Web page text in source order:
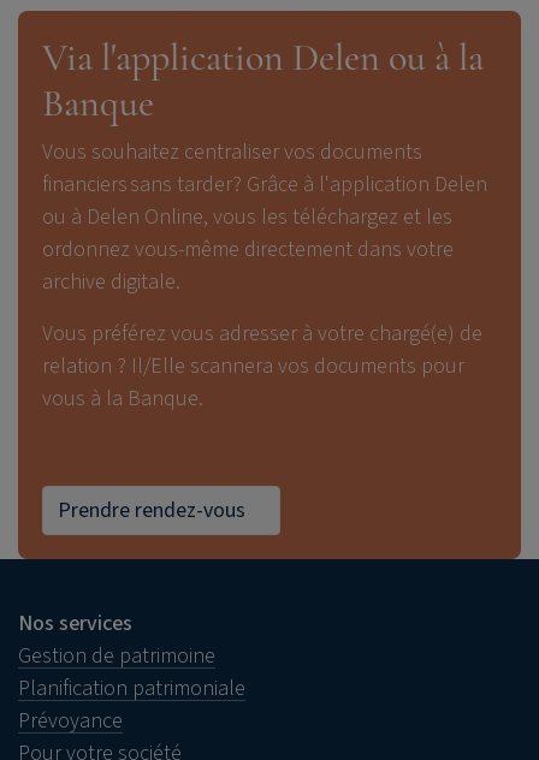
Via l'application Delen ou à la
Banque
Vous souhaitez centraliser vos documents
financierssans tarder? Grâce à l'application Delen
ou à Delen Online, vous les téléchargez et les
ordonnez vous-même directement dans votre
archive digitale.
Vous préférez vous adresser à votre chargé(e) de
relation ? Il/Elle scannera vos documents pour
vous à la Banque.
Prendre rendez-vous
Nos services
Gestion de patrimoine
Planification patrimoniale
Prévoyance
Pour votre société